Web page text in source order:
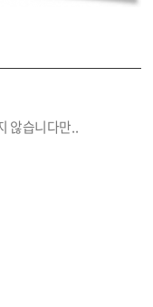
않습니다만..